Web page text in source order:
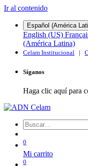
Ir al contenido
Español (América
English (US)
(América Latina)
Celam Institucional |
Síganos
Haga clic aquí para
0
Mi carrito
0